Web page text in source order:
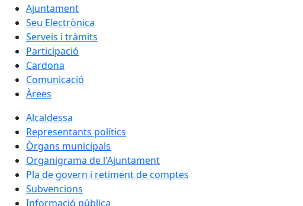
Ajuntament
Seu Electrònica
Serveis i tràmits
Participació
Cardona
Comunicació
Àrees
Alcaldessa
Representants polítics
Òrgans municipals
Organigrama de l'Ajuntament
Pla de govern i retiment de comptes
Subvencions
Informació pública